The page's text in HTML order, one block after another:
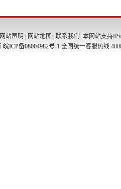
网站声明 网站地图 联系我们
本网站支持
皖ICP备08004982号-1 全国统一客服热线